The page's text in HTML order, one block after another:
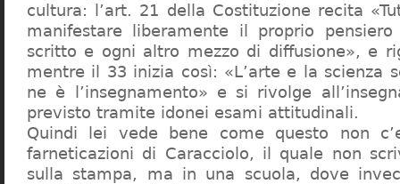
cultura: l’art. 21 della Costituzione recita
manifestare liberamente il proprio
scritto e ogni altro mezzo di diffusione», e
mentre il 33 inizia così: «L’arte e la scienza
ne è l’insegnamento» e si rivolge
previsto tramite idonei esami attitudinali.
Quindi lei vede bene come questo non
farneticazioni di Caracciolo, il quale non
sulla stampa, ma in una scuola, dove